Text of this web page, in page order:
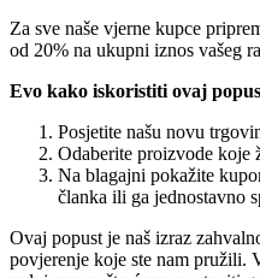
Za sve naše vjerne kupce
od 20% na ukupni iznos vašeg
Evo kako iskoristiti ovaj
Posjetite našu novu
Odaberite proizvode koje
Na blagajni pokažite
članka ili ga jednostavno
Ovaj popust je naš izraz
povjerenje koje ste nam pružili.